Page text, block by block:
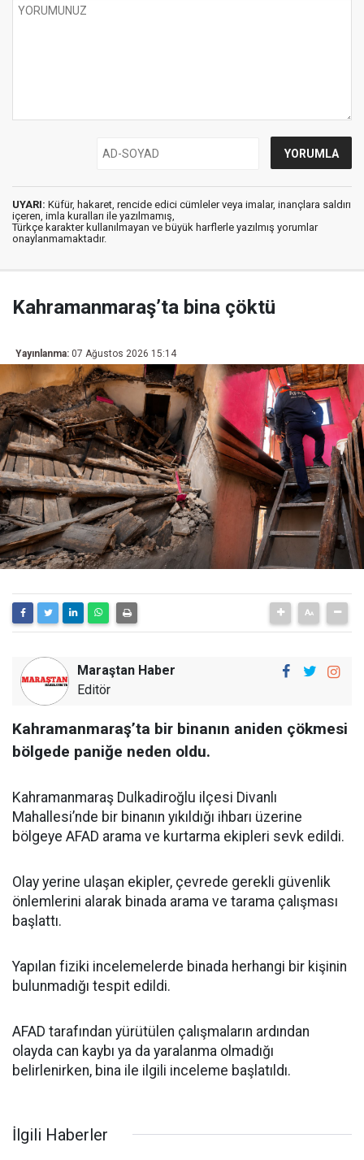
UYARI: Küfür, hakaret, rencide edici cümleler veya imalar, inançlara saldırı
içeren, imla kuralları ile yazılmamış,
Türkçe karakter kullanılmayan ve büyük harflerle yazılmış yorumlar
onaylanmamaktadır.
Kahramanmaraş’ta bina çöktü
Yayınlanma: 07 Ağustos 2026 15:14
Maraştan Haber
Editör
Kahramanmaraş’ta bir binanın aniden çökmesi
bölgede paniğe neden oldu.
Kahramanmaraş Dulkadiroğlu ilçesi Divanlı
Mahallesi’nde bir binanın yıkıldığı ihbarı üzerine
bölgeye AFAD arama ve kurtarma ekipleri sevk edildi.
Olay yerine ulaşan ekipler, çevrede gerekli güvenlik
önlemlerini alarak binada arama ve tarama çalışması
başlattı.
Yapılan fiziki incelemelerde binada herhangi bir kişinin
bulunmadığı tespit edildi.
AFAD tarafından yürütülen çalışmaların ardından
olayda can kaybı ya da yaralanma olmadığı
belirlenirken, bina ile ilgili inceleme başlatıldı.
İlgili Haberler